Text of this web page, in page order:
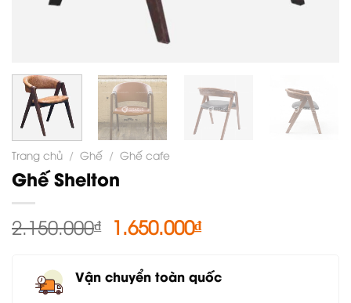
Trang chủ / Ghế / Ghế cafe
Ghế Shelton
2.150.000₫ Giá
gốc
2.150.000₫.
1.650.000₫Giá
là:
Vận chuyển toàn quốc